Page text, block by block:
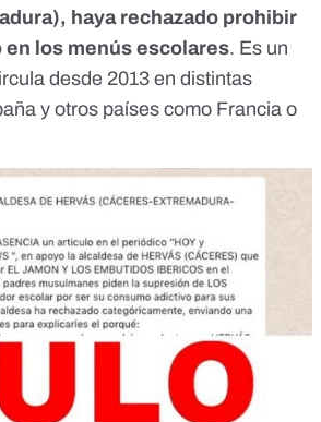
haya rechazado prohibir
en los menús escolares. Es un
desde 2013 en distintas
y otros países como Francia o